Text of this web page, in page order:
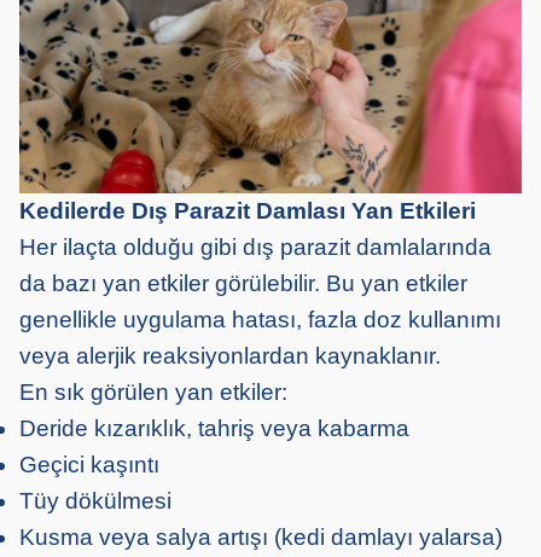
Kedilerde Dış Parazit Damlası Yan Etkileri
Her ilaçta olduğu gibi dış parazit damlalarında
da bazı yan etkiler görülebilir. Bu yan etkiler
genellikle uygulama hatası, fazla doz kullanımı
veya alerjik reaksiyonlardan kaynaklanır.
En sık görülen yan etkiler:
Deride kızarıklık, tahriş veya kabarma
Geçici kaşıntı
Tüy dökülmesi
Kusma veya salya artışı (kedi damlayı yalarsa)